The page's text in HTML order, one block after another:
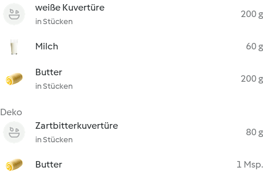
weiße Kuvertüre
in Stücken
200 g
Milch 60 g
Butter
in Stücken
200 g
Deko
Zartbitterkuvertüre
in Stücken
80 g
Butter 1 Msp.